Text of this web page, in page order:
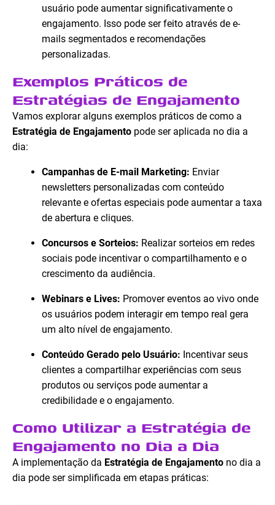
usuário pode aumentar significativamente o
engajamento. Isso pode ser feito através de e-
mails segmentados e recomendações
personalizadas.
Exemplos Práticos de
Estratégias de Engajamento
Vamos explorar alguns exemplos práticos de como a
Estratégia de Engajamento pode ser aplicada no dia a
dia:
Campanhas de E-mail Marketing: Enviar
newsletters personalizadas com conteúdo
relevante e ofertas especiais pode aumentar a taxa
de abertura e cliques.
Concursos e Sorteios: Realizar sorteios em redes
sociais pode incentivar o compartilhamento e o
crescimento da audiência.
Webinars e Lives: Promover eventos ao vivo onde
os usuários podem interagir em tempo real gera
um alto nível de engajamento.
Conteúdo Gerado pelo Usuário: Incentivar seus
clientes a compartilhar experiências com seus
produtos ou serviços pode aumentar a
credibilidade e o engajamento.
Como Utilizar a Estratégia de
Engajamento no Dia a Dia
A implementação da Estratégia de Engajamento no dia a
dia pode ser simplificada em etapas práticas: